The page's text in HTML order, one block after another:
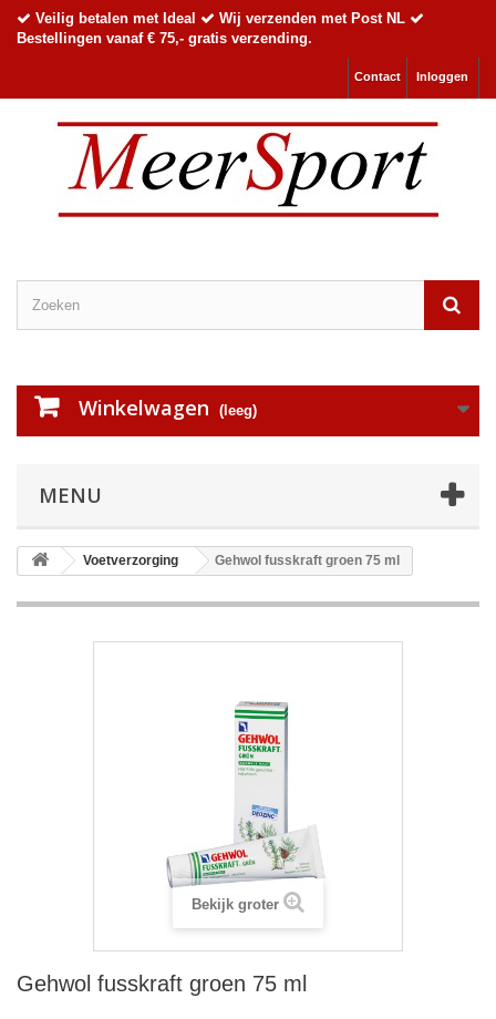
Veilig betalen met Ideal
Wij verzenden met Post NL
Bestellingen vanaf € 75,- gratis verzending.
Inloggen
Contact
Winkelwagen (leeg)
MENU
Voetverzorging Gehwol fusskraft groen 75 ml
Bekijk groter
Gehwol fusskraft groen 75 ml